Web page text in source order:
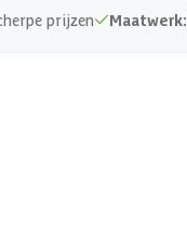
prijzen Maatwerk: